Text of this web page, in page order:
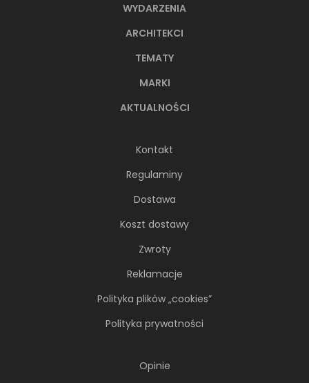
WYDARZENIA
ARCHITEKCI
TEMATY
MARKI
AKTUALNOŚCI
Kontakt
Regulaminy
Dostawa
Koszt dostawy
Zwroty
Reklamacje
Polityka plików „cookies”
Polityka prywatności
Opinie